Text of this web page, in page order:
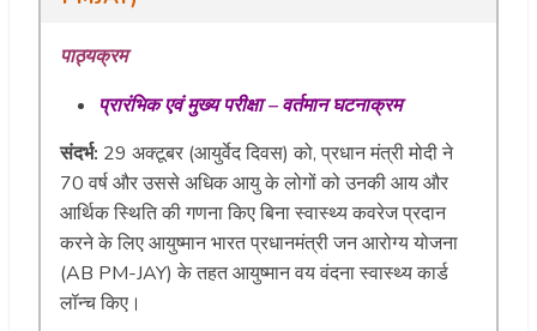
पाठ्यक्रम
प्रारंभिक एवं मुख्य परीक्षा–वर्तमान घटनाक्रम
संदर्भ: 29 अक्टूबर (आयुर्वेद दिवस) को, प्रधान मंत्री मोदी ने
70 वर्ष और उससे अधिक आयु के लोगों को उनकी आय और
आर्थिक स्थिति की गणना किए बिना स्वास्थ्य कवरेज प्रदान
करने के लिए आयुष्मान भारत प्रधानमंत्री जन आरोग्य योजना
(AB PM-JAY) के तहत आयुष्मान वय वंदना स्वास्थ्य कार्ड
लॉन्च किए।